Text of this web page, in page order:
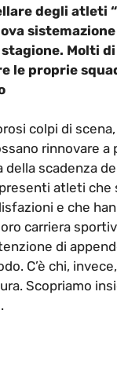
degli atleti
Molti
le proprie
colpi di
rinnovare a
scadenza
atleti che
e che
carriera
di
C’è chi,
Scopriamo